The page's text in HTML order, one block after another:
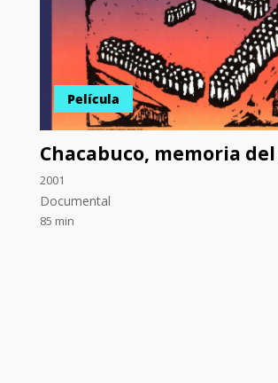
Película
Chacabuco, memoria
2001
Documental
85 min